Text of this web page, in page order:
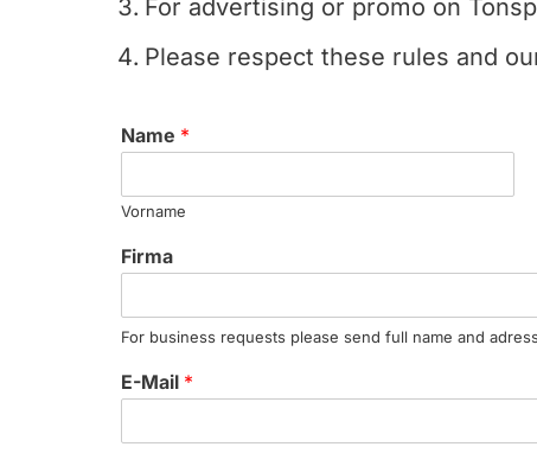
For advertising or promo on
Please respect these rules and
Name *
Vorname
Firma
For business requests please send full name and
E-Mail *